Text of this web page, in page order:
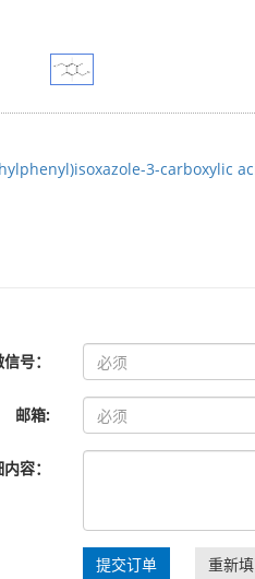
3-carboxylic
号：
邮箱:
容：
提交订单 重新